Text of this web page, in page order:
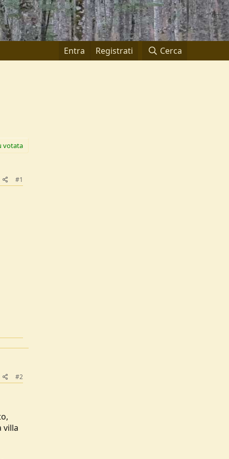
Entra Registrati Cerca
votata
#1
#2
villa